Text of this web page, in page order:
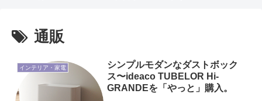
通販
インテリア・家電
シンプルモダンなダストボック
ス〜ideaco TUBELOR Hi-
GRANDEを「やっと」購入。